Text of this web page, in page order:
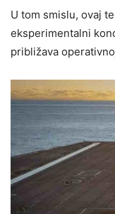
U tom smislu, ovaj
eksperimentalni
približava